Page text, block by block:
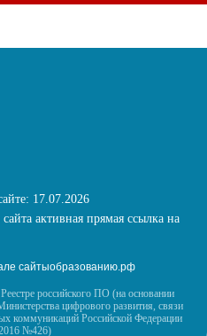
17.07.2026
активная прямая ссылка на
сайтыобразованию.рф
российского ПО (на основании
цифрового развития, связи
коммуникаций Российской Федерации
№426)